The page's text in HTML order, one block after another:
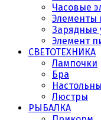
Часовые
Элементы
Зарядные
Элемент
СВЕТОТЕХНИКА
Лампочки
Бра
Люстры
РЫБАЛКА